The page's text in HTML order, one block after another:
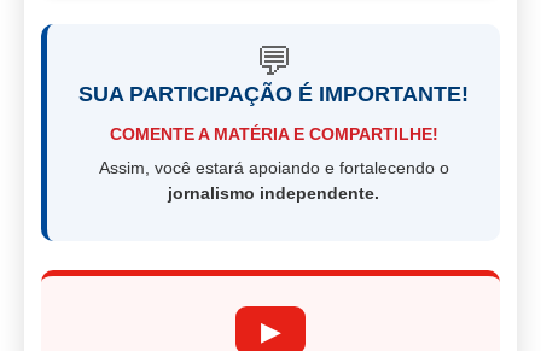
💬
SUA PARTICIPAÇÃO É IMPORTANTE!
COMENTE A MATÉRIA E COMPARTILHE!
Assim, você estará apoiando e fortalecendo o
jornalismo independente.
▶